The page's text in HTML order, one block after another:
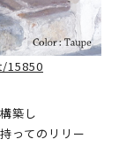
築し
ってのリリー